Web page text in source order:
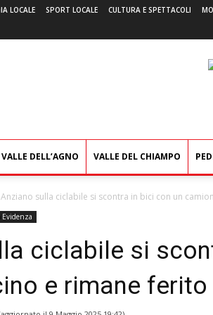
LOCALE SPORT LOCALE CULTURA E SPETTACOLI
VALLE DELL’AGNO VALLE DEL CHIAMPO
Anziano sulla ciclabile si scontra in bici con un
Evidenza
ciclabile si
e rimane ferito